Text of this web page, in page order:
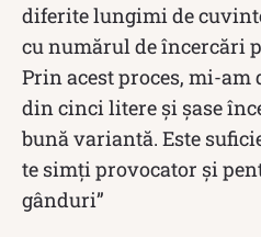
diferite lungimi de
cu numărul de încercări
Prin acest proces, mi-am
din cinci litere și șase
bună variantă. Este
te simți provocator și
gânduri”